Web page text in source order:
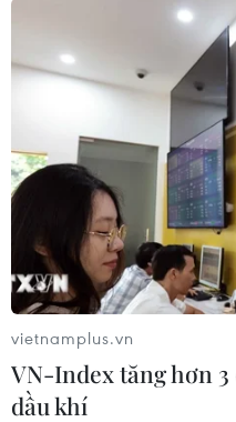
Bộ trưởng Tài chính
Indrawati cảnh báo
thương mại có thể
kinh tế của Indonesia.
Chính phủ nước này
độ tăng trưởng kinh
vietnamplus.vn
VN-Index tăng hơn
dầu khí